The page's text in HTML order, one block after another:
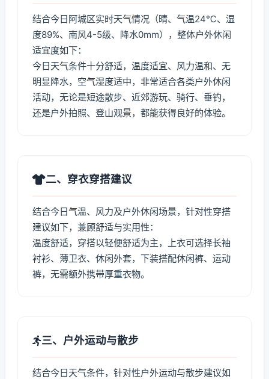
结合今日阿城区实时天气情况（晴、气温24℃、湿
度89%、南风4-5级、降水0mm），整体户外休闲
适宜度如下：
今日天气条件十分舒适，温度适宜、风力温和、无
明显降水，空气湿度适中，非常适合各类户外休闲
活动，无论是短途散步、近郊游玩、骑行、垂钓，
还是户外拍照、登山观景，都能获得良好的体验。
二、穿衣穿搭建议
结合今日气温、风力及户外休闲场景，针对性穿搭
建议如下，兼顾舒适与实用性：
温度舒适，穿搭以轻便舒适为主，上衣可选择长袖
衬衫、薄卫衣、休闲外套，下装搭配休闲裤、运动
裤，无需额外携带厚重衣物。
三、户外运动与散步
结合今日天气条件，针对性户外运动与散步建议如